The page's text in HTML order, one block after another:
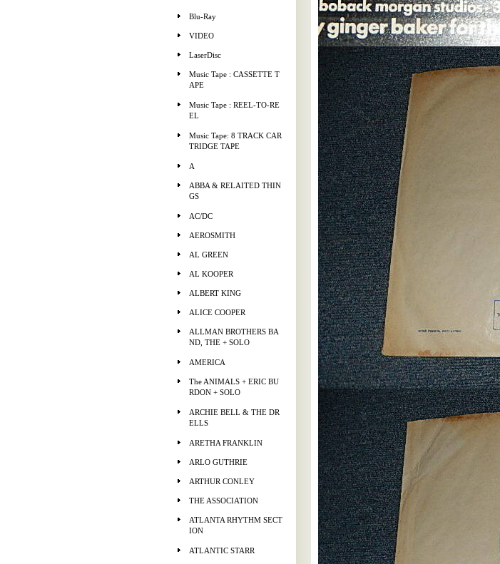
Blu-Ray
VIDEO
LaserDisc
Music Tape : CASSETTE T
APE
Music Tape : REEL-TO-RE
EL
Music Tape: 8 TRACK CAR
TRIDGE TAPE
A
ABBA & RELAITED THIN
GS
AC/DC
AEROSMITH
AL GREEN
AL KOOPER
ALBERT KING
ALICE COOPER
ALLMAN BROTHERS BA
ND, THE + SOLO
AMERICA
The ANIMALS + ERIC BU
RDON + SOLO
ARCHIE BELL & THE DR
ELLS
ARETHA FRANKLIN
ARLO GUTHRIE
ARTHUR CONLEY
THE ASSOCIATION
ATLANTA RHYTHM SECT
ION
ATLANTIC STARR